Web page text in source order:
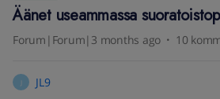
Äänet useammassa
Forum|Forum|3 months ago 10
JL9